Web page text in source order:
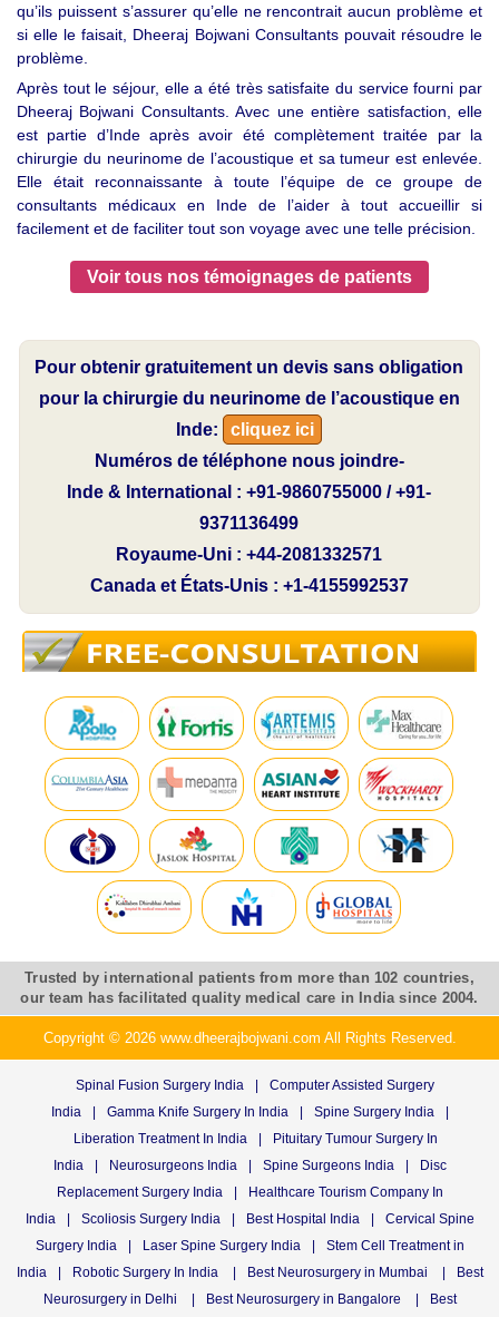
qu’ils puissent s’assurer qu’elle ne rencontrait aucun problème et
si elle le faisait, Dheeraj Bojwani Consultants pouvait résoudre le
problème.
Après tout le séjour, elle a été très satisfaite du service fourni par
Dheeraj Bojwani Consultants. Avec une entière satisfaction, elle
est partie d’Inde après avoir été complètement traitée par la
chirurgie du neurinome de l’acoustique et sa tumeur est enlevée.
Elle était reconnaissante à toute l’équipe de ce groupe de
consultants médicaux en Inde de l’aider à tout accueillir si
facilement et de faciliter tout son voyage avec une telle précision.
Voir tous nos témoignages de patients
Pour obtenir gratuitement un devis sans obligation
pour la chirurgie du neurinome de l’acoustique en
Inde:
cliquez ici
Numéros de téléphone nous joindre-
Inde & International : +91-9860755000 / +91-
9371136499
Royaume-Uni : +44-2081332571
Canada et États-Unis : +1-4155992537
Trusted by international patients from more than 102 countries,
our team has facilitated quality medical care in India since 2004.
Copyright © 2026 www.dheerajbojwani.com All Rights Reserved.
Spinal Fusion Surgery India
Computer Assisted Surgery
India
Gamma Knife Surgery In India Spine Surgery India
Liberation Treatment In India
Pituitary Tumour Surgery In
India
Neurosurgeons India Spine Surgeons India
Disc
Replacement Surgery India
Healthcare Tourism Company In
India
Scoliosis Surgery India Best Hospital India
Cervical Spine
Surgery India
Laser Spine Surgery India
Stem Cell Treatment in
India
Robotic Surgery In India Best Neurosurgery in Mumbai
Best
Neurosurgery in Delhi
Best Neurosurgery in Bangalore Best